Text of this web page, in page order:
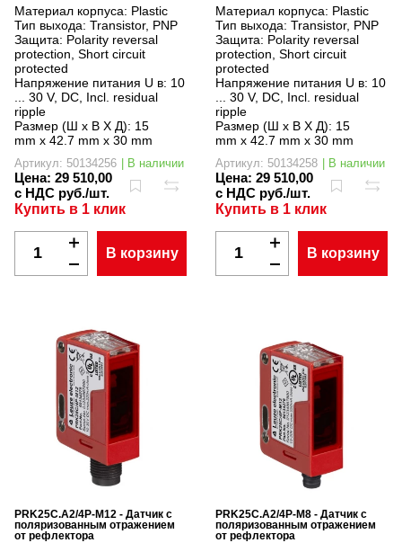
Материал корпуса: Plastic
Тип выхода: Transistor, PNP
Защита: Polarity reversal
protection, Short circuit
protected
Напряжение питания U в: 10
... 30 V, DC, Incl. residual
ripple
Размер (Ш x В X Д): 15
mm x 42.7 mm x 30 mm
Артикул: 50134256 | В наличии
Цена: 29 510,00
с НДС руб./шт.
Купить в 1 клик
В корзину
Материал корпуса: Plastic
Тип выхода: Transistor, PNP
Защита: Polarity reversal
protection, Short circuit
protected
Напряжение питания U в: 10
... 30 V, DC, Incl. residual
ripple
Размер (Ш x В X Д): 15
mm x 42.7 mm x 30 mm
Артикул: 50134258 | В наличии
Цена: 29 510,00
с НДС руб./шт.
Купить в 1 клик
В корзину
PRK25C.A2/4P-M12 - Датчик с
поляризованным отражением
от рефлектора
PRK25C.A2/4P-M8 - Датчик с
поляризованным отражением
от рефлектора